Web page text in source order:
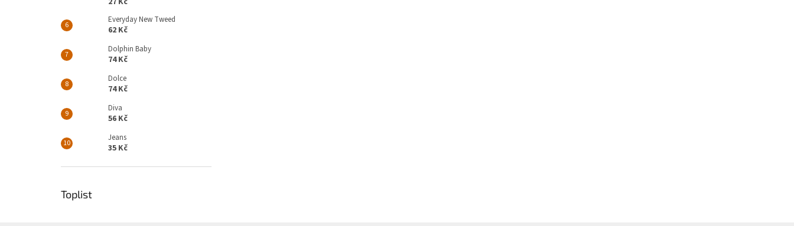
Everyday New Tweed
62 Kč
Dolphin Baby
74 Kč
Dolce
74 Kč
Diva
56 Kč
Jeans
35 Kč
Toplist